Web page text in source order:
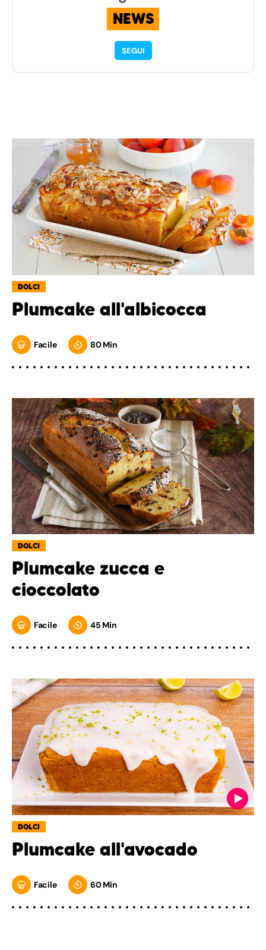
NEWS
SEGUI
DOLCI
Plumcake all'albicocca
Facile 80 Min
DOLCI
Plumcake zucca e
cioccolato
Facile 45 Min
DOLCI
Plumcake all'avocado
Facile 60 Min